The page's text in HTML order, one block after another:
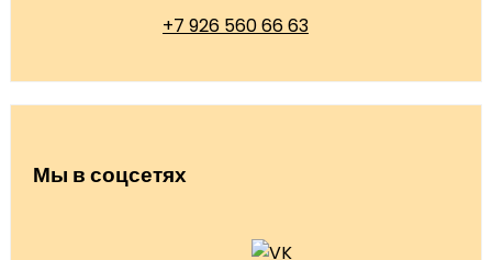
+7 926 560 66 63
Мы в соцсетях